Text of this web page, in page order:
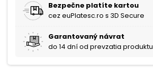
Bezpečne platíte kartou
cez euPlatesc.ro s 3D Secure
Garantovaný návrat
do 14 dní od prevzatia produktu